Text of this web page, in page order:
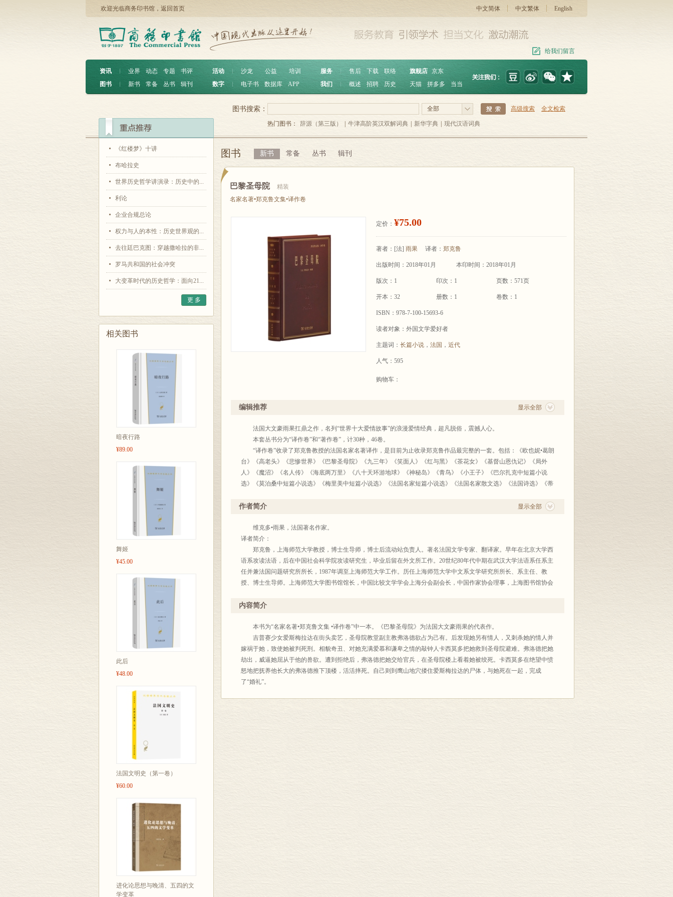
欢迎光临商务印书馆， 返回首页 中文简体 中文繁体 English
给我们留言
资讯 ︱ 业界 动态 专题
书评
图书
︱ 新书 常备 丛书 辑刊
活动 沙龙 公益
培训
数字
电子书 数据库 APP
服务 ︱ 售后 下载
联络
我们
概述 招聘 历史
旗舰店 京东
天猫
拼多多 当当
《红楼梦》十讲
布哈拉史
世界历史哲学讲演录：历史中的...
利论
企业合规总论
权力与人的本性：历史世界观的...
去往廷巴克图：穿越撒哈拉的非...
罗马共和国的社会冲突
大变革时代的历史哲学：面向21...
更 多
相关图书
暗夜行路
¥89.00
舞姬
¥45.00
此后
¥48.00
法国文明史（第一卷）
¥60.00
进化论思想与晚清、五四的文
学变革
全部 高级搜索 全文检索
图书搜索：
热门图书： 辞源（第三版） 牛津高阶英汉双解词典 新华字典 现代汉语词典
图书 新书 常备 丛书 辑刊
巴黎圣母院
精装
名家名著•郑克鲁文集•译作卷
定价： ¥75.00
著者： [法] 雨果 译者： 郑克鲁
出版时间：2018年01月 本印时间：2018年01月
版次：1 印次：1 页数：571页
开本：32 册数：1 卷数：1
ISBN：978-7-100-15693-6
读者对象：外国文学爱好者
主题词： 长篇小说 ， 法国 ， 近代
人气：595
购物车：
显示全部
编辑推荐
法国大文豪雨果扛鼎之作，名列“世界十大爱情故事”的浪漫爱情经典，超凡脱俗，震撼人心。
本套丛书分为“译作卷”和“著作卷”，计30种，46卷。
“译作卷”收录了郑克鲁教授的法国名家名著译作，是目前为止收录郑克鲁作品最完整的一套。包括：《欧也妮•葛朗
台》《高老头》《悲惨世界》《巴黎圣母院》《九三年》《笑面人》《红与黑》《茶花女》《基督山恩仇记》《局外
人》《魔沼》《名人传》《海底两万里》《八十天环游地球》《神秘岛》《青鸟》《小王子》《巴尔扎克中短篇小说
选》《莫泊桑中短篇小说选》《梅里美中短篇小说选》《法国名家短篇小说选》《法国名家散文选》《法国诗选》《蒂
“著作卷”包括：《法国文学史》《法国诗歌史》《现代法国小说史》《法国经典文学研究》《普鲁斯特研究》，计5
显示全部
作者简介
维克多•雨果，法国著名作家。
译者简介：
郑克鲁，上海师范大学教授，博士生导师，博士后流动站负责人。著名法国文学专家、翻译家。早年在北京大学西
语系攻读法语，后在中国社会科学院攻读研究生，毕业后留在外文所工作。20世纪80年代中期在武汉大学法语系任系主
任并兼法国问题研究所所长，1987年调至上海师范大学工作。历任上海师范大学中文系文学研究所所长、系主任、教
授、博士生导师。上海师范大学图书馆馆长，中国比较文学学会上海分会副会长，中国作家协会理事，上海图书馆协会
国文学研究会理事。1987年曾获法国政府教育勋章。1958年开始发表作品。1984年加入中国作家协会。著有专著《法国
《现代法国小说史》、《法国文学史》(合作)，译著《蒂博一家》、《康素爱萝》([法]乔治•桑著)，《失恋者之歌——
法国爱情诗选》、《法国抒情诗选》、《巴尔扎克短篇小说选》、《家族复仇》([法]巴尔扎克著)、《茶花女》([法]小
仲马著)、《基度山恩仇记》([法]大仲马著)、《沙漠里的爱情》、《魔沼》、《雨果散文》、《卡夫卡》，主编《外国
文学作品提要》、《法国文学译丛》、《外国文学史》、《外国文学作品选》、《外国现代派作品选》等。《法国古今
短篇小说精选序》获上海1986年-1993年社会优秀成果论文二等奖，《法国文学史》(上、中卷)获1994年中国社科院科研
成果一等奖。
内容简介
本书为“名家名著•郑克鲁文集 •译作卷”中一本。《巴黎圣母院》为法国大文豪雨果的代表作。
吉普赛少女爱斯梅拉达在街头卖艺，圣母院教堂副主教弗洛德欲占为己有。后发现她另有情人，又刺杀她的情人并
嫁祸于她，致使她被判死刑。相貌奇丑、对她充满爱慕和谦卑之情的敲钟人卡西莫多把她救到圣母院避难。弗洛德把她
劫出，威逼她屈从于他的兽欲。遭到拒绝后，弗洛德把她交给官兵，在圣母院楼上看着她被绞死。卡西莫多在绝望中愤
怒地把抚养他长大的弗洛德推下顶楼，活活摔死。自己则到鹰山地穴搂住爱斯梅拉达的尸体，与她死在一起，完成
了“婚礼”。